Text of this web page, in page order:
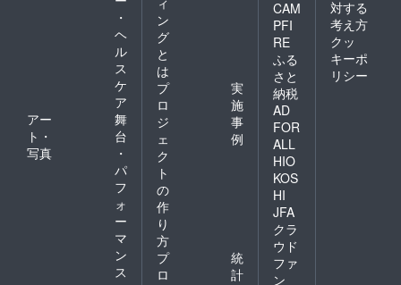
・
ヘ
ル
ス
ケ
ア
アー
ト・
写真
舞
台
・
パ
フ
ォ
ー
マ
ン
ス
ン
グ
と
は
プ
ロ
ジ
ェ
ク
ト
の
作
り
方
実
施
事
例
プ
ロ
統
計
CAM
PFI
RE
ふる
さと
納税
AD
FOR
ALL
HIO
KOS
HI
JFA
クラ
ウド
ファ
ン
対する
考え方
クッ
キーポ
リシー